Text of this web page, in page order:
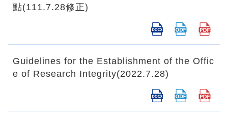
點(111.7.28修正)
Guidelines for the Establishment of the Offic
e of Research Integrity(2022.7.28)